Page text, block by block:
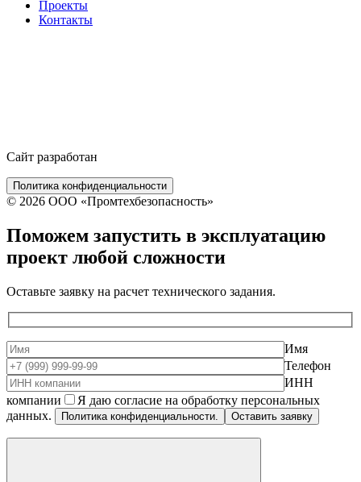
Проекты
Контакты
Сайт разработан
Политика конфиденциальности
© 2026 ООО «Промтехбезопасность»
Поможем запустить в эксплуатацию
проект любой сложности
Оставьте заявку на расчет технического задания.
Имя
Телефон
ИНН
компании
Я даю согласие на обработку персональных
данных.
Политика конфиденциальности.